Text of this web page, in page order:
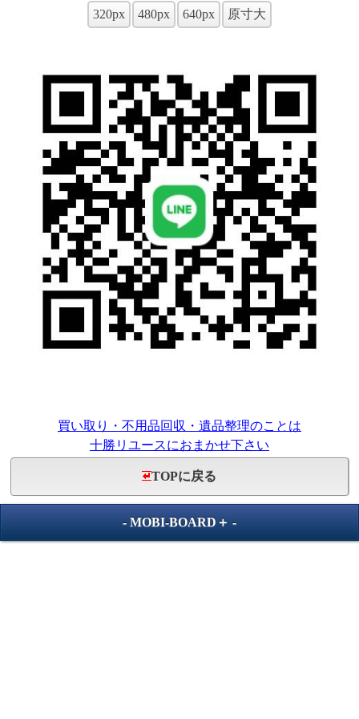
320px 480px 640px 原寸大
買い取り・不用品回収・遺品整理のことは
十勝リユースにおまかせ下さい
TOPに戻る
- MOBI-BOARD＋ -